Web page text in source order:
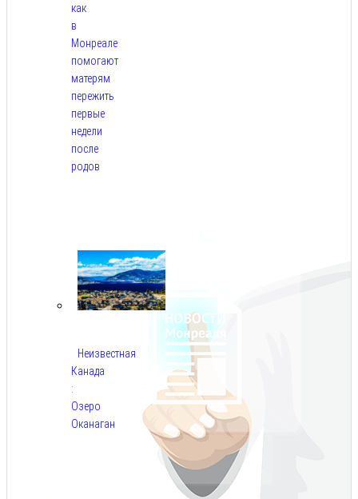
как
в
Монреале
помогают
матерям
пережить
первые
недели
после
родов
Неизвестная
Канада
:
Озеро
Оканаган